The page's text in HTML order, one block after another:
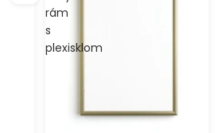
rám
s
plexisklom